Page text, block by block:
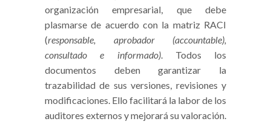
organización empresarial, que debe
plasmarse de acuerdo con la matriz RACI
(responsable, aprobador (accountable),
consultado e informado). Todos los
documentos deben garantizar la
trazabilidad de sus versiones, revisiones y
modificaciones. Ello facilitará la labor de los
auditores externos y mejorará su valoración.